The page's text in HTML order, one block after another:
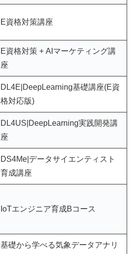
E資格対策講座
E資格対策 + AIマーケティング講
座
DL4E|DeepLearning基礎講座(E資
格対応版)
DL4US|DeepLearning実践開発講
座
DS4Me|データサイエンティスト
育成講座
IoTエンジニア育成Bコース
基礎から学べる気象データアナリ